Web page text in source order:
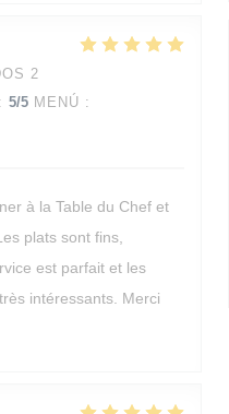
2
: 5/5 MENÚ :
à la Table du Chef et
plats sont fins,
est parfait et les
intéressants. Merci